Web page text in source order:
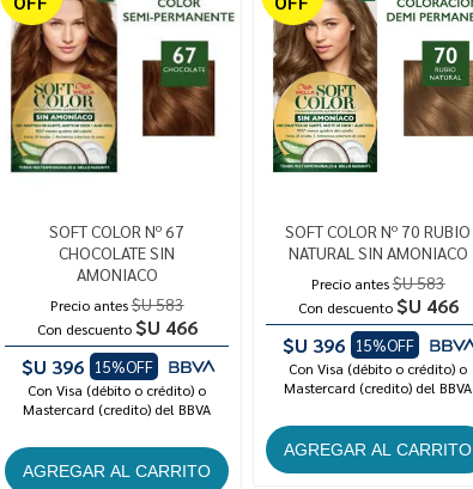
SOFT COLOR Nº 67
CHOCOLATE SIN
AMONIACO
Precio antes$U 583
Con descuento $U 466
$U 396
15%OFF
Con Visa (débito o crédito) o
Mastercard (credito) del BBVA
SOFT COLOR Nº 70 RUBIO
NATURAL SIN AMONIACO
Precio antes$U 583
Con descuento $U 466
$U 396
15%OFF
Con Visa (débito o crédito) o
Mastercard (credito) del BBVA